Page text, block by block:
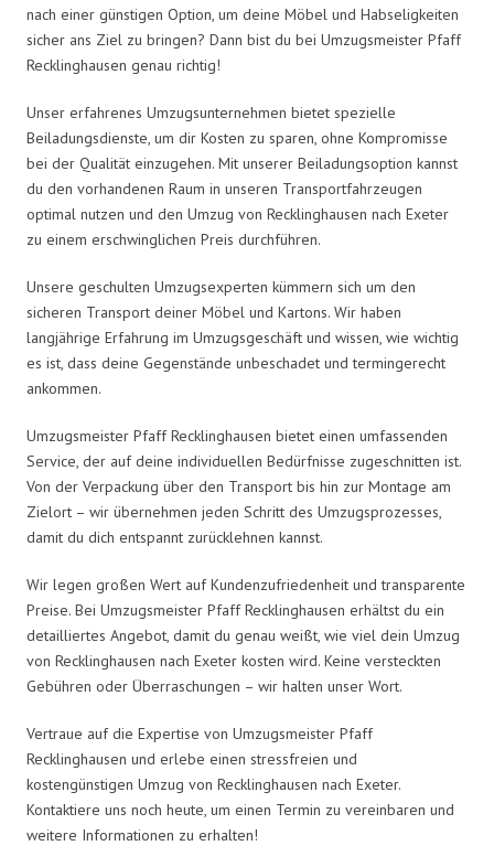
nach einer günstigen Option, um deine Möbel und Habseligkeiten
sicher ans Ziel zu bringen? Dann bist du bei Umzugsmeister Pfaff
Recklinghausen genau richtig!
Unser erfahrenes Umzugsunternehmen bietet spezielle
Beiladungsdienste, um dir Kosten zu sparen, ohne Kompromisse
bei der Qualität einzugehen. Mit unserer Beiladungsoption kannst
du den vorhandenen Raum in unseren Transportfahrzeugen
optimal nutzen und den Umzug von Recklinghausen nach Exeter
zu einem erschwinglichen Preis durchführen.
Unsere geschulten Umzugsexperten kümmern sich um den
sicheren Transport deiner Möbel und Kartons. Wir haben
langjährige Erfahrung im Umzugsgeschäft und wissen, wie wichtig
es ist, dass deine Gegenstände unbeschadet und termingerecht
ankommen.
Umzugsmeister Pfaff Recklinghausen bietet einen umfassenden
Service, der auf deine individuellen Bedürfnisse zugeschnitten ist.
Von der Verpackung über den Transport bis hin zur Montage am
Zielort – wir übernehmen jeden Schritt des Umzugsprozesses,
damit du dich entspannt zurücklehnen kannst.
Wir legen großen Wert auf Kundenzufriedenheit und transparente
Preise. Bei Umzugsmeister Pfaff Recklinghausen erhältst du ein
detailliertes Angebot, damit du genau weißt, wie viel dein Umzug
von Recklinghausen nach Exeter kosten wird. Keine versteckten
Gebühren oder Überraschungen – wir halten unser Wort.
Vertraue auf die Expertise von Umzugsmeister Pfaff
Recklinghausen und erlebe einen stressfreien und
kostengünstigen Umzug von Recklinghausen nach Exeter.
Kontaktiere uns noch heute, um einen Termin zu vereinbaren und
weitere Informationen zu erhalten!